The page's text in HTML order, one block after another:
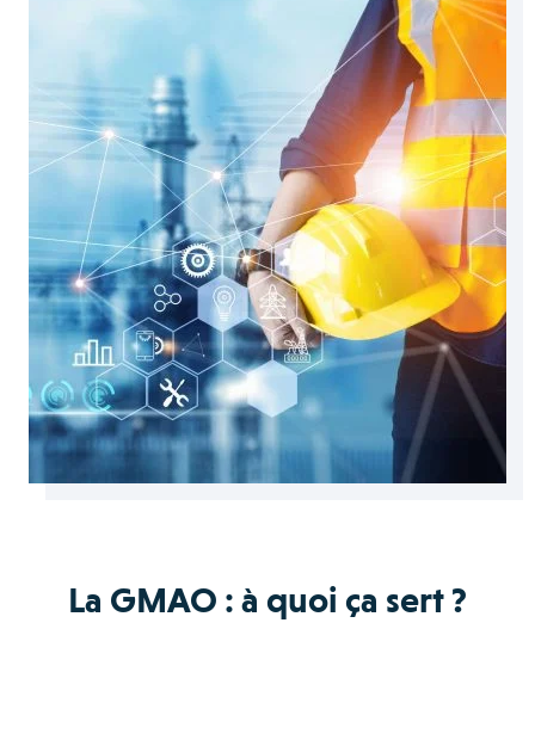
La GMAO : à quoi ça sert ?